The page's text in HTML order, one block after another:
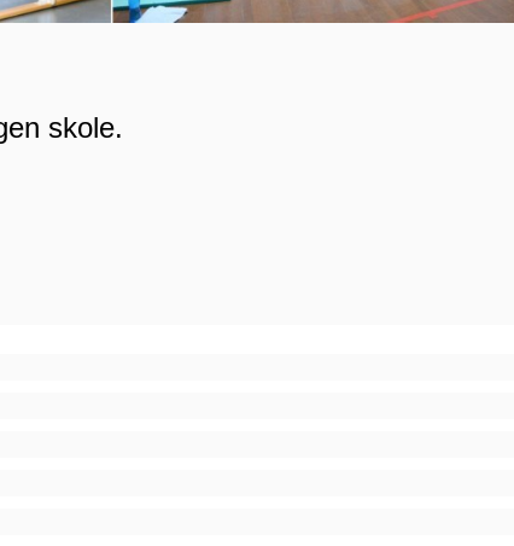
skole.